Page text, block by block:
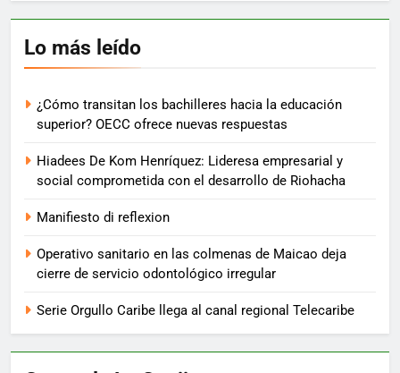
Lo más leído
¿Cómo transitan los bachilleres hacia la educación
superior? OECC ofrece nuevas respuestas
Hiadees De Kom Henríquez: Lideresa empresarial y
social comprometida con el desarrollo de Riohacha
Manifiesto di reflexion
Operativo sanitario en las colmenas de Maicao deja
cierre de servicio odontológico irregular
Serie Orgullo Caribe llega al canal regional Telecaribe